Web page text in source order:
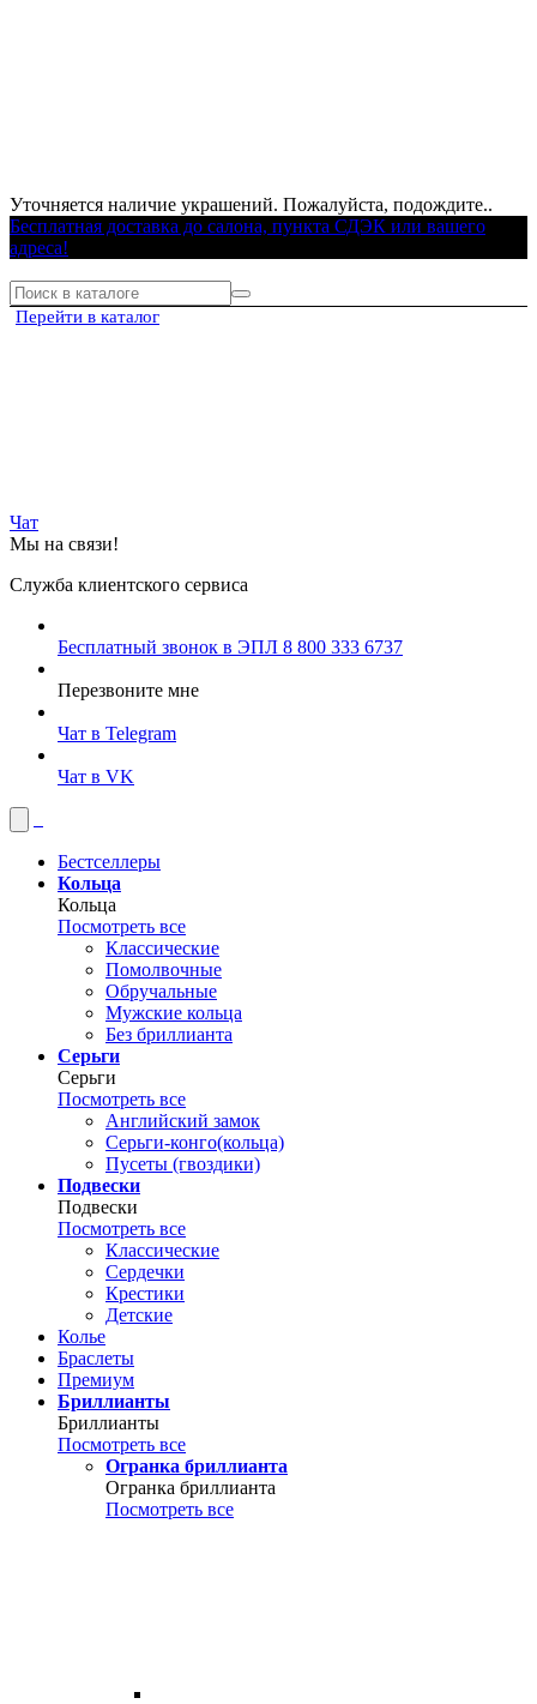
Уточняется наличие украшений. Пожалуйста, подождите..
Бесплатная доставка до салона, пункта СДЭК или вашего
адреса!
Перейти в каталог
Чат
Мы на связи!
Служба клиентского сервиса
Бесплатный звонок в ЭПЛ 8 800 333 6737
Перезвоните мне
Чат в Telegram
Чат в VK
Бестселлеры
Кольца
Кольца
Посмотреть все
Классические
Помолвочные
Обручальные
Мужские кольца
Без бриллианта
Серьги
Серьги
Посмотреть все
Английский замок
Серьги-конго(кольца)
Пусеты (гвоздики)
Подвески
Подвески
Посмотреть все
Классические
Сердечки
Крестики
Детские
Колье
Браслеты
Премиум
Бриллианты
Бриллианты
Посмотреть все
Огранка бриллианта
Огранка бриллианта
Посмотреть все